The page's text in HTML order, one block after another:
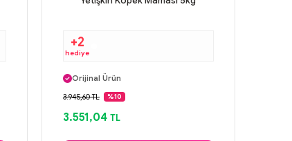
+2
hediye
Orijinal Ürün
Güvenli Ödeme
3.945,60 TL %10
3.551,04 TL